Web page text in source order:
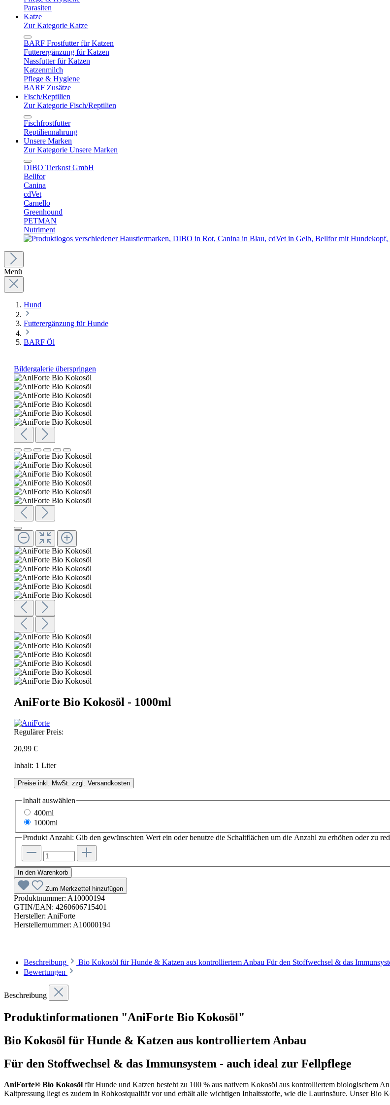
Parasiten
Katze
Zur Kategorie Katze
BARF Frostfutter für Katzen
Futterergänzung für Katzen
Nassfutter für Katzen
Katzenmilch
Pflege & Hygiene
BARF Zusätze
Fisch/Reptilien
Zur Kategorie Fisch/Reptilien
Fischfrostfutter
Reptiliennahrung
Unsere Marken
Zur Kategorie Unsere Marken
DIBO Tierkost GmbH
Bellfor
Canina
cdVet
Carnello
Greenhound
PETMAN
Nutriment
Menü
Hund
Futterergänzung für Hunde
BARF Öl
Bildergalerie überspringen
AniForte Bio Kokosöl - 1000ml
Regulärer Preis:
20,99 €
Inhalt: 1 Liter
Preise inkl. MwSt. zzgl. Versandkosten
Inhalt auswählen
400ml
1000ml
Produkt Anzahl: Gib den gewünschten Wert ein oder benutze die Schaltflächen um die Anzahl zu erhöhen oder zu
In den Warenkorb
Zum Merkzettel hinzufügen
Produktnummer: A10000194
GTIN/EAN: 4260606715401
Hersteller: AniForte
Herstellernummer: A10000194
Beschreibung Bio Kokosöl für Hunde & Katzen aus kontrolliertem Anbau Für den Stoffwechsel & das
Bewertungen
Beschreibung
Produktinformationen "AniForte Bio Kokosöl"
Bio Kokosöl für Hunde & Katzen aus kontrolliertem Anbau
Für den Stoffwechsel & das Immunsystem - auch ideal zur Fellpflege
AniForte® Bio Kokosöl für Hunde und Katzen besteht zu 100 % aus nativem Kokosöl aus kontrolliertem biologischem
Kaltpressung liegt es zudem in Rohkostqualität vor und erhält alle wichtigen Inhaltsstoffe, wie die Laurinsäure. Unser Bio